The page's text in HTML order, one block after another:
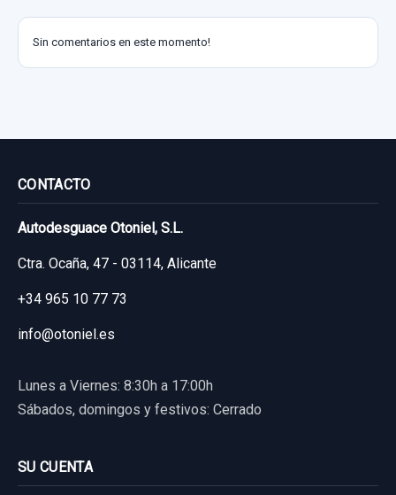
Sin comentarios en este momento!
CONTACTO
Autodesguace Otoniel, S.L.
Ctra. Ocaña, 47 - 03114, Alicante
+34 965 10 77 73
info@otoniel.es
Lunes a Viernes: 8:30h a 17:00h
Sábados, domingos y festivos: Cerrado
SU CUENTA